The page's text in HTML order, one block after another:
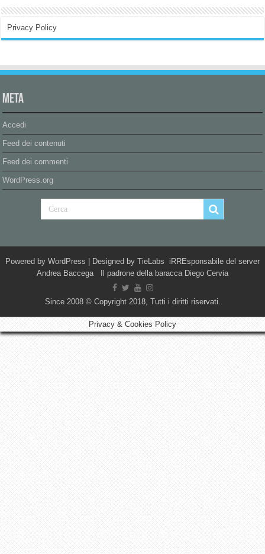
Privacy Policy
Meta
Accedi
Feed dei contenuti
Feed dei commenti
WordPress.org
Powered by WordPress | Designed by TieLabs iRREsponsabile del server
Andrea Baccega Il padrone della baracca Diego Cervia
Since 2008 © Copyright 2018, Tutti i diritti riservati.
Privacy & Cookies Policy